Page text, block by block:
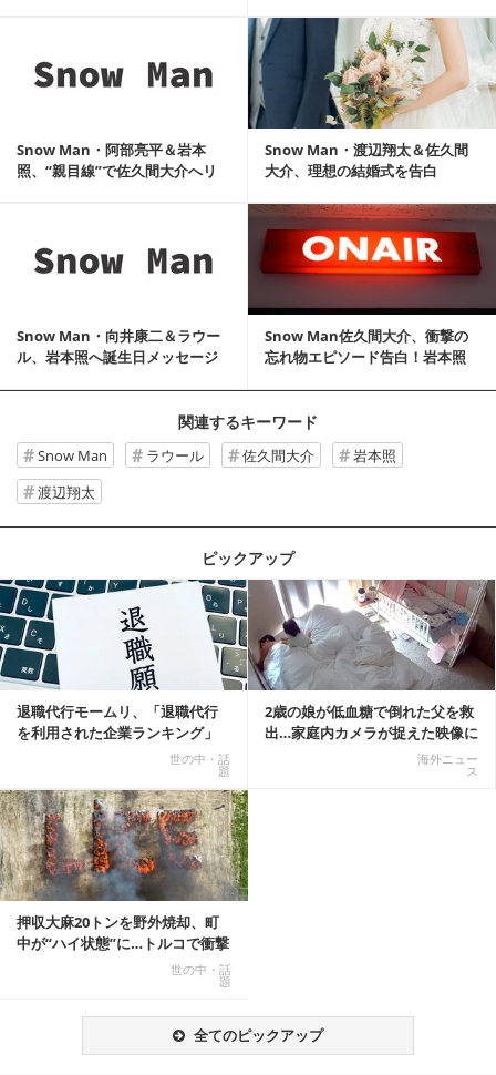
Snow Man・阿部亮平＆岩本
照、“親目線”で佐久間大介へリ
Snow Man・渡辺翔太＆佐久間
大介、理想の結婚式を告白
Snow Man・向井康二＆ラウー
ル、岩本照へ誕生日メッセージ
Snow Man佐久間大介、衝撃の
忘れ物エピソード告白！岩本照
関連するキーワード
Snow Man ラウール 佐久間大介
岩本照
渡辺翔太
ピックアップ
退職代行モームリ、「退職代行
を利用された企業ランキング」
世の中・話
題
2歳の娘が低血糖で倒れた父を救
出…家庭内カメラが捉えた映像に
海外ニュー
ス
記事を読む
押収大麻20トンを野外焼却、町
中が“ハイ状態”に…トルコで衝撃
世の中・話
題
全てのピックアップ